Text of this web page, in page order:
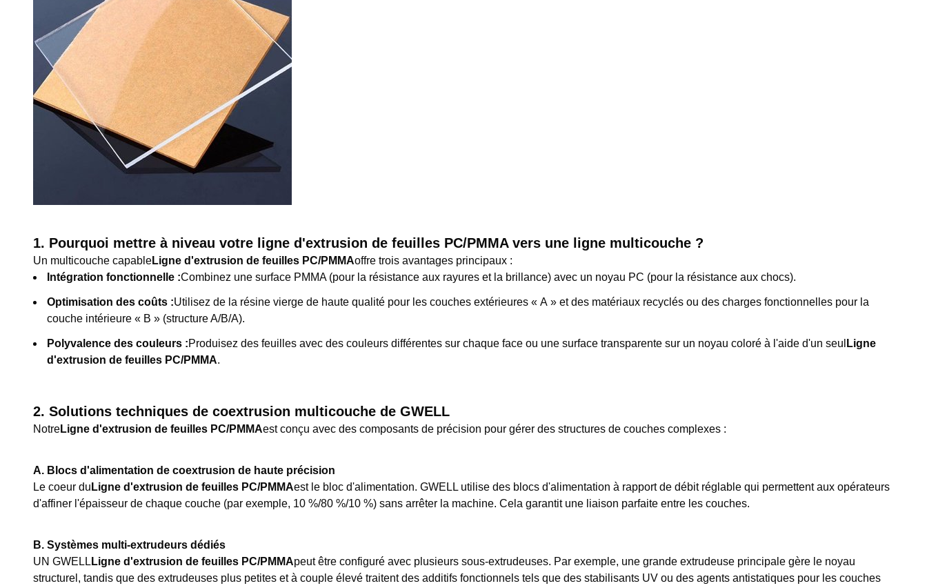
1. Pourquoi mettre à niveau votre ligne d'extrusion de feuilles PC/PMMA vers une ligne multicouche ?
Un multicouche capableLigne d'extrusion de feuilles PC/PMMAoffre trois avantages principaux :
Intégration fonctionnelle :Combinez une surface PMMA (pour la résistance aux rayures et la brillance) avec un noyau PC (pour la résistance aux chocs).
Optimisation des coûts :Utilisez de la résine vierge de haute qualité pour les couches extérieures « A » et des matériaux recyclés ou des charges fonctionnelles pour la
couche intérieure « B » (structure A/B/A).
Polyvalence des couleurs :Produisez des feuilles avec des couleurs différentes sur chaque face ou une surface transparente sur un noyau coloré à l'aide d'un seul Ligne
d'extrusion de feuilles PC/PMMA.
2. Solutions techniques de coextrusion multicouche de GWELL
NotreLigne d'extrusion de feuilles PC/PMMAest conçu avec des composants de précision pour gérer des structures de couches complexes :
A. Blocs d'alimentation de coextrusion de haute précision
Le coeur du Ligne d'extrusion de feuilles PC/PMMAest le bloc d'alimentation. GWELL utilise des blocs d'alimentation à rapport de débit réglable qui permettent aux opérateurs
d'affiner l'épaisseur de chaque couche (par exemple, 10 %/80 %/10 %) sans arrêter la machine. Cela garantit une liaison parfaite entre les couches.
B. Systèmes multi-extrudeurs dédiés
UN GWELL Ligne d'extrusion de feuilles PC/PMMApeut être configuré avec plusieurs sous-extrudeuses. Par exemple, une grande extrudeuse principale gère le noyau
structurel, tandis que des extrudeuses plus petites et à couple élevé traitent des additifs fonctionnels tels que des stabilisants UV ou des agents antistatiques pour les couches